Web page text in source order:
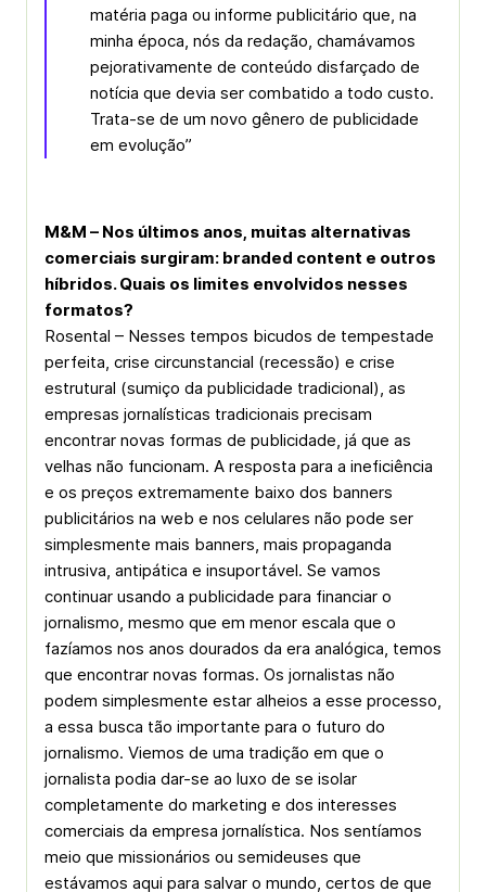
matéria paga ou informe publicitário que, na
minha época, nós da redação, chamávamos
pejorativamente de conteúdo disfarçado de
notícia que devia ser combatido a todo custo.
Trata-se de um novo gênero de publicidade
em evolução”
M&M – Nos últimos anos, muitas alternativas
comerciais surgiram: branded content e outros
híbridos. Quais os limites envolvidos nesses
formatos?
Rosental – Nesses tempos bicudos de tempestade
perfeita, crise circunstancial (recessão) e crise
estrutural (sumiço da publicidade tradicional), as
empresas jornalísticas tradicionais precisam
encontrar novas formas de publicidade, já que as
velhas não funcionam. A resposta para a ineficiência
e os preços extremamente baixo dos banners
publicitários na web e nos celulares não pode ser
simplesmente mais banners, mais propaganda
intrusiva, antipática e insuportável. Se vamos
continuar usando a publicidade para financiar o
jornalismo, mesmo que em menor escala que o
fazíamos nos anos dourados da era analógica, temos
que encontrar novas formas. Os jornalistas não
podem simplesmente estar alheios a esse processo,
a essa busca tão importante para o futuro do
jornalismo. Viemos de uma tradição em que o
jornalista podia dar-se ao luxo de se isolar
completamente do marketing e dos interesses
comerciais da empresa jornalística. Nos sentíamos
meio que missionários ou semideuses que
estávamos aqui para salvar o mundo, certos de que